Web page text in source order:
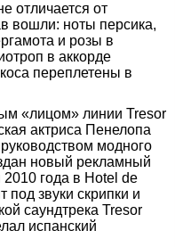
отличается от
вошли: ноты персика,
и розы в
в аккорде
переплетены в
«лицом» линии Tresor
актриса Пенелопа
модного
новый рекламный
года в Hotel de
звуки скрипки и
саундтрека Tresor
испанский